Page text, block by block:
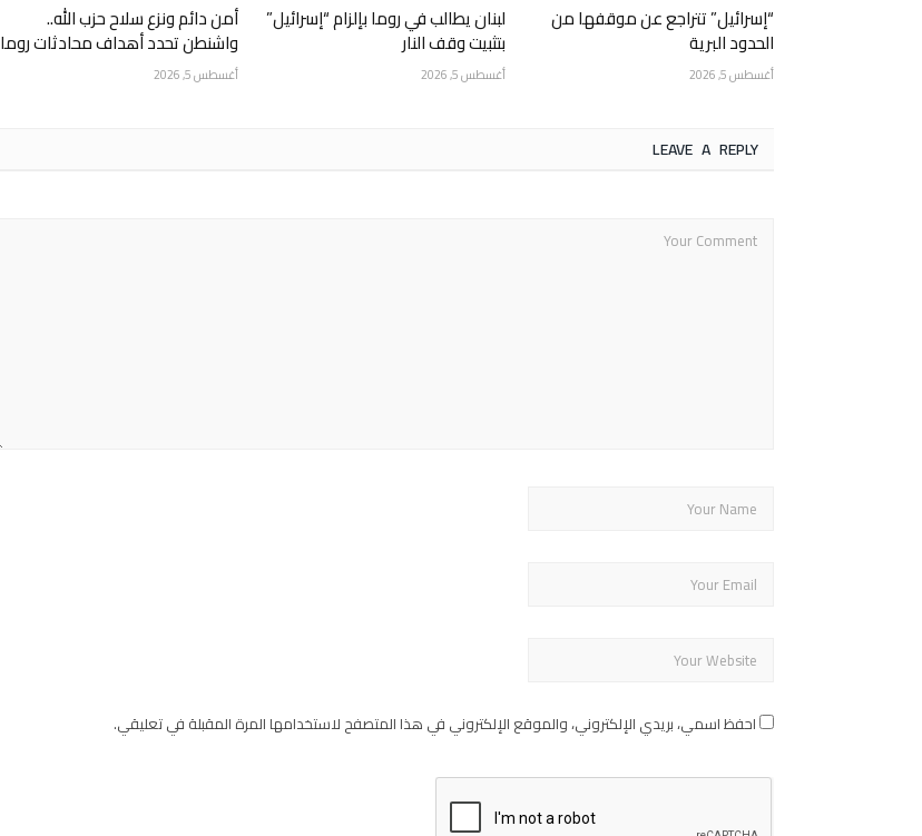
“إسرائيل” تتراجع عن موقفها من
الحدود البرية
أغسطس 5, 2026
لبنان يطالب في روما بإلزام “إسرائيل”
بتثبيت وقف النار
أغسطس 5, 2026
أمن دائم ونزع سلاح حزب الله..
واشنطن تحدد أهداف محادثات روما
أغسطس 5, 2026
LEAVE A REPLY
احفظ اسمي، بريدي الإلكتروني، والموقع الإلكتروني في هذا المتصفح لاستخدامها المرة المقبلة في تعليقي.